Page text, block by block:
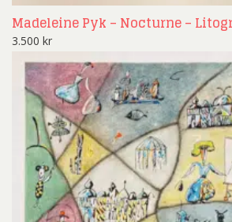
Madeleine Pyk – Nocturne –
3.500 kr